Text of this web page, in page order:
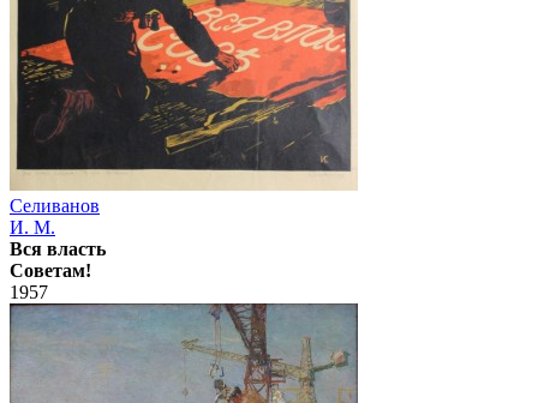
Селиванов
И. М.
Вся власть
Советам!
1957